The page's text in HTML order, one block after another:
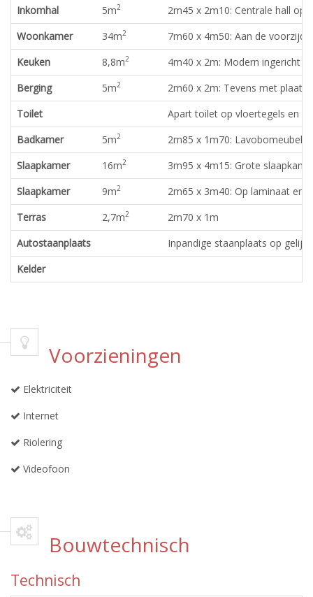
Inkomhal 5m2
2m45 x 2m10: Centrale hall op
Woonkamer
34m2
7m60 x 4m50: Aan de
Keuken
8,8m2
4m40 x 2m: Modern ingericht
Berging
5m2
2m60 x 2m: Tevens met
Toilet
Apart toilet op vloertegels en
Badkamer
5m2
2m85 x 1m70: Lavobomeubel
Slaapkamer
16m2
3m95 x 4m15: Grote
Slaapkamer
9m2
2m65 x 3m40: Op laminaat en
Terras
2,7m2
2m70 x 1m
Autostaanplaats
Inpandige staanplaats op
Kelder
Voorzieningen
Elektriciteit
Internet
Riolering
Videofoon
Bouwtechnisch
Technisch